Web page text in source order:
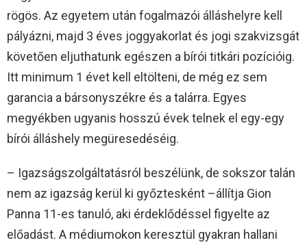
rögös. Az egyetem után fogalmazói álláshelyre kell
pályázni, majd 3 éves joggyakorlat és jogi szakvizsgát
követően eljuthatunk egészen a bírói titkári pozícióig.
Itt minimum 1 évet kell eltölteni, de még ez sem
garancia a bársonyszékre és a talárra. Egyes
megyékben ugyanis hosszú évek telnek el egy-egy
bírói álláshely megüresedéséig.
– Igazságszolgáltatásról beszélünk, de sokszor talán
nem az igazság kerül ki győztesként –állítja Gion
Panna 11-es tanuló, aki érdeklődéssel figyelte az
előadást. A médiumokon keresztül gyakran hallani